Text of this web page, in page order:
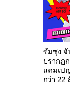
ซัมซุง จั
ปรากฏ
แคมเป
กว่า 22